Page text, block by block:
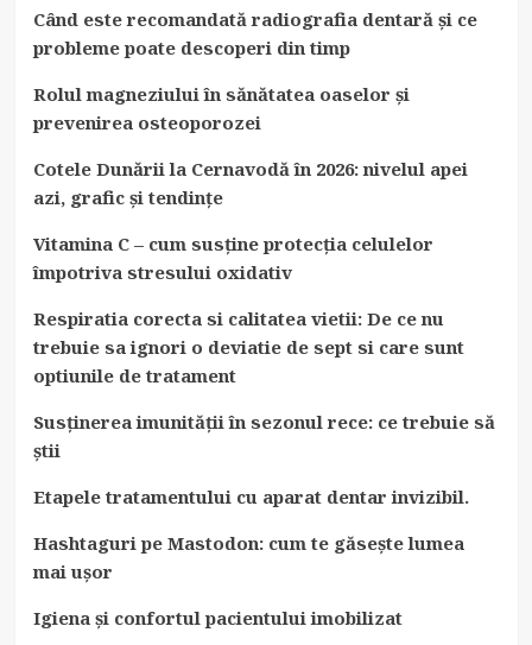
Când este recomandată radiografia dentară și ce
probleme poate descoperi din timp
Rolul magneziului în sănătatea oaselor și
prevenirea osteoporozei
Cotele Dunării la Cernavodă în 2026: nivelul apei
azi, grafic și tendințe
Vitamina C – cum susține protecția celulelor
împotriva stresului oxidativ
Respiratia corecta si calitatea vietii: De ce nu
trebuie sa ignori o deviatie de sept si care sunt
optiunile de tratament
Susținerea imunității în sezonul rece: ce trebuie să
știi
Etapele tratamentului cu aparat dentar invizibil.
Hashtaguri pe Mastodon: cum te găsește lumea
mai ușor
Igiena și confortul pacientului imobilizat